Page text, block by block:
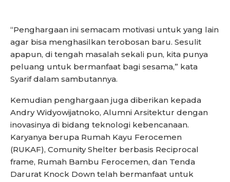
“Penghargaan ini semacam motivasi untuk yang lain
agar bisa menghasilkan terobosan baru. Sesulit
apapun, di tengah masalah sekali pun, kita punya
peluang untuk bermanfaat bagi sesama,” kata
Syarif dalam sambutannya.
Kemudian penghargaan juga diberikan kepada
Andry Widyowijatnoko, Alumni Arsitektur dengan
inovasinya di bidang teknologi kebencanaan.
Karyanya berupa Rumah Kayu Ferocemen
(RUKAF), Comunity Shelter berbasis Reciprocal
frame, Rumah Bambu Ferocemen, dan Tenda
Darurat Knock Down telah bermanfaat untuk